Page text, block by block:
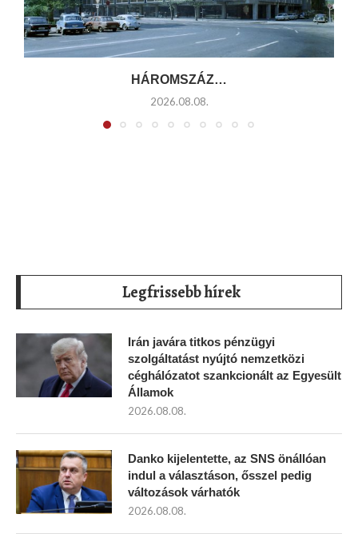
HÁROMSZÁZ…
2026.08.08.
Legfrissebb hírek
Irán javára titkos pénzügyi
szolgáltatást nyújtó nemzetközi
céghálózatot szankcionált az Egyesült
Államok
2026.08.08.
Danko kijelentette, az SNS önállóan
indul a választáson, ősszel pedig
változások várhatók
2026.08.08.